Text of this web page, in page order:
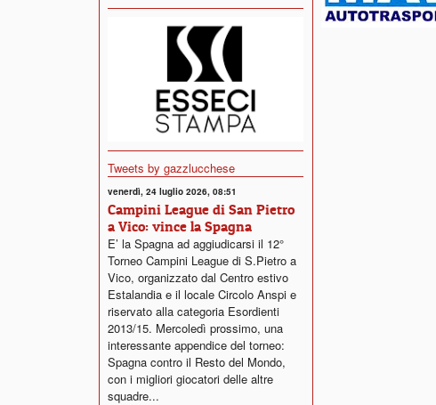
Tweets by gazzlucchese
venerdì, 24 luglio 2026, 08:51
Campini League di San Pietro
a Vico: vince la Spagna
E’ la Spagna ad aggiudicarsi il 12°
Torneo Campini League di S.Pietro a
Vico, organizzato dal Centro estivo
Estalandia e il locale Circolo Anspi e
riservato alla categoria Esordienti
2013/15. Mercoledì prossimo, una
interessante appendice del torneo:
Spagna contro il Resto del Mondo,
con i migliori giocatori delle altre
squadre...